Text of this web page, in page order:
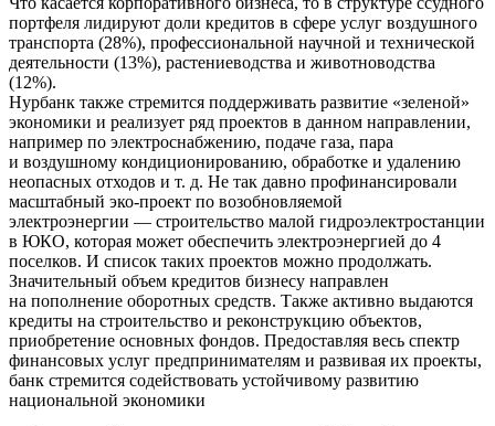
портфеля лидируют доли кредитов в сфере услуг воздушного
транспорта (28%), профессиональной научной и технической
деятельности (13%), растениеводства и животноводства
(12%).
Нурбанк также стремится поддерживать развитие «зеленой»
экономики и реализует ряд проектов в данном направлении,
например по электроснабжению, подаче газа, пара
и воздушному кондиционированию, обработке и удалению
неопасных отходов и т. д. Не так давно профинансировали
масштабный эко-проект по возобновляемой
электроэнергии — строительство малой гидроэлектростанции
в ЮКО, которая может обеспечить электроэнергией до 4
поселков. И список таких проектов можно продолжать.
Значительный объем кредитов бизнесу направлен
на пополнение оборотных средств. Также активно выдаются
кредиты на строительство и реконструкцию объектов,
приобретение основных фондов. Предоставляя весь спектр
финансовых услуг предпринимателям и развивая их проекты,
банк стремится содействовать устойчивому развитию
национальной экономики